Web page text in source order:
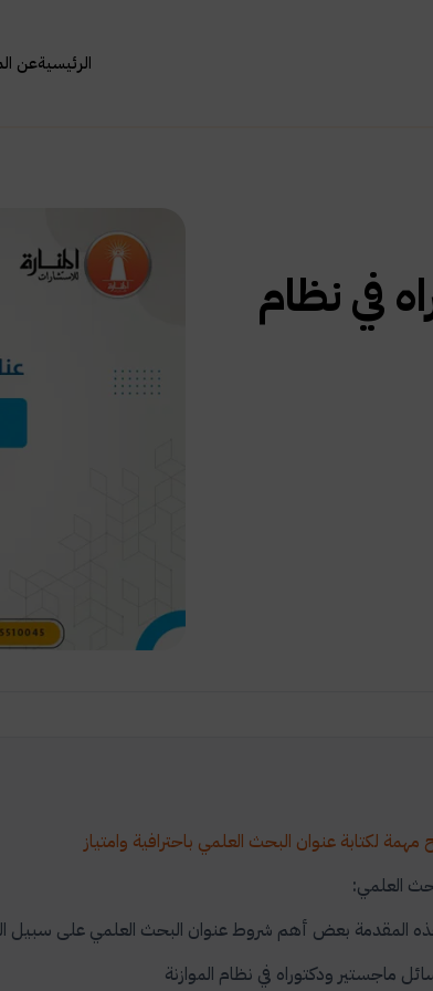
الرئيسيةعن
في نظام
لكتابة عنوان البحث العلمي باحترافية وامتياز
العلمي:
المقدمة بعض أهم شروط عنوان البحث العلمي على سبيل
ماجستير ودكتوراه في نظام الموازنة